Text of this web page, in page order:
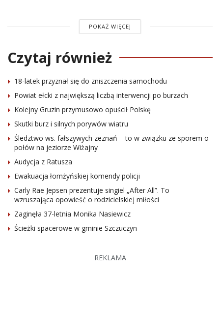
POKAŻ WIĘCEJ
Czytaj również
18-latek przyznał się do zniszczenia samochodu
Powiat ełcki z największą liczbą interwencji po burzach
Kolejny Gruzin przymusowo opuścił Polskę
Skutki burz i silnych porywów wiatru
Śledztwo ws. fałszywych zeznań – to w związku ze sporem o
połów na jeziorze Wiżajny
Audycja z Ratusza
Ewakuacja łomżyńskiej komendy policji
Carly Rae Jepsen prezentuje singiel „After All”. To
wzruszająca opowieść o rodzicielskiej miłości
Zaginęła 37-letnia Monika Nasiewicz
Ścieżki spacerowe w gminie Szczuczyn
REKLAMA